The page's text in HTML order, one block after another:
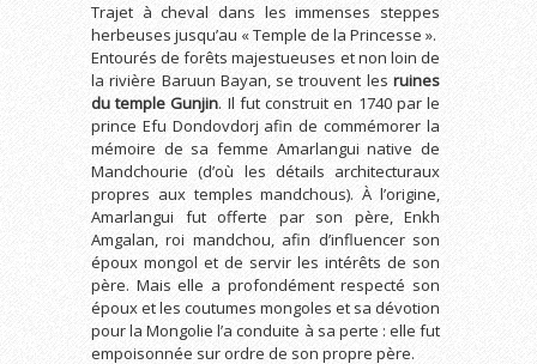
Trajet à cheval dans les immenses steppes
herbeuses jusqu’au « Temple de la Princesse ».
Entourés de forêts majestueuses et non loin de
la rivière Baruun Bayan, se trouvent les ruines
du temple Gunjin. Il fut construit en 1740 par le
prince Efu Dondovdorj afin de commémorer la
mémoire de sa femme Amarlangui native de
Mandchourie (d’où les détails architecturaux
propres aux temples mandchous). À l’origine,
Amarlangui fut offerte par son père, Enkh
Amgalan, roi mandchou, afin d’influencer son
époux mongol et de servir les intérêts de son
père. Mais elle a profondément respecté son
époux et les coutumes mongoles et sa dévotion
pour la Mongolie l’a conduite à sa perte : elle fut
empoisonnée sur ordre de son propre père.